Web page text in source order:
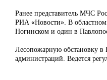
Ранее представитель МЧС
РИА «Новости». В областном
Ногинском и один в
Лесопожарную обстановку в
администраций. Ведется